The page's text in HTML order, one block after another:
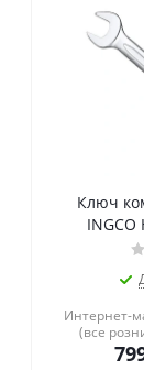
Ключ
INGCO
Интернет-
(все